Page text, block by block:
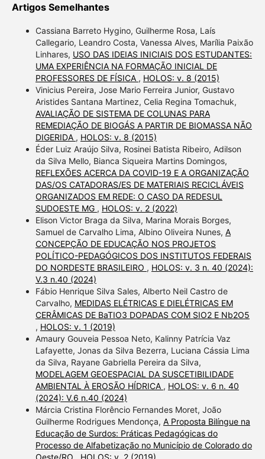
Artigos Semelhantes
Cassiana Barreto Hygino, Guilherme Rosa, Laís
Callegario, Leandro Costa, Vanessa Alves, Marília Paixão
Linhares, USO DAS IDEIAS INICIAIS DOS ESTUDANTES:
UMA EXPERIÊNCIA NA FORMAÇÃO INICIAL DE
PROFESSORES DE FÍSICA , HOLOS: v. 8 (2015)
Vinicius Pereira, Jose Mario Ferreira Junior, Gustavo
Aristides Santana Martinez, Celia Regina Tomachuk,
AVALIAÇÃO DE SISTEMA DE COLUNAS PARA
REMEDIAÇÃO DE BIOGÁS A PARTIR DE BIOMASSA NÃO
DIGERIDA , HOLOS: v. 8 (2015)
Éder Luiz Araújo Silva, Rosinei Batista Ribeiro, Adilson
da Silva Mello, Bianca Siqueira Martins Domingos,
REFLEXÕES ACERCA DA COVID-19 E A ORGANIZAÇÃO
DAS/OS CATADORAS/ES DE MATERIAIS RECICLÁVEIS
ORGANIZADOS EM REDE: O CASO DA REDESUL
SUDOESTE MG , HOLOS: v. 2 (2022)
Elison Victor Braga da Silva, Marina Morais Borges,
Samuel de Carvalho Lima, Albino Oliveira Nunes, A
CONCEPÇÃO DE EDUCAÇÃO NOS PROJETOS
POLÍTICO-PEDAGÓGICOS DOS INSTITUTOS FEDERAIS
DO NORDESTE BRASILEIRO , HOLOS: v. 3 n. 40 (2024):
V.3 n.40 (2024)
Fábio Henrique Silva Sales, Alberto Neil Castro de
Carvalho, MEDIDAS ELÉTRICAS E DIELÉTRICAS EM
CERÂMICAS DE BaTIO3 DOPADAS COM SIO2 E Nb2O5
, HOLOS: v. 1 (2019)
Amaury Gouveia Pessoa Neto, Kalinny Patrícia Vaz
Lafayette, Jonas da Silva Bezerra, Luciana Cássia Lima
da Silva, Rayane Gabriella Pereira da Silva,
MODELAGEM GEOESPACIAL DA SUSCETIBILIDADE
AMBIENTAL À EROSÃO HÍDRICA , HOLOS: v. 6 n. 40
(2024): V.6 n.40 (2024)
Márcia Cristina Florêncio Fernandes Moret, João
Guilherme Rodrigues Mendonça, A Proposta Bilíngue na
Educação de Surdos: Práticas Pedagógicas do
Processo de Alfabetização no Município de Colorado do
Oeste/RO
HOLOS: v. 2 (2019)